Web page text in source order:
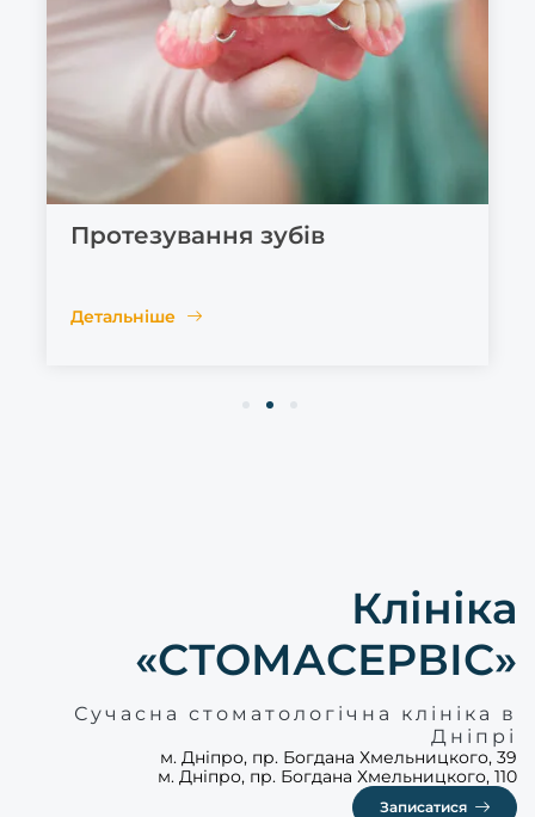
Протезування зубів
Детальніше
2
Клініка
«СТОМАСЕРВІС»
Сучасна стоматологічна клініка в
Дніпрі
м. Дніпро, пр. Богдана Хмельницкого, 39
м. Дніпро, пр. Богдана Хмельницкого, 110
Записатися